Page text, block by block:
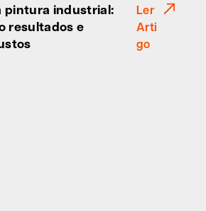
pintura industrial:
resultados e
Ler
Arti
go